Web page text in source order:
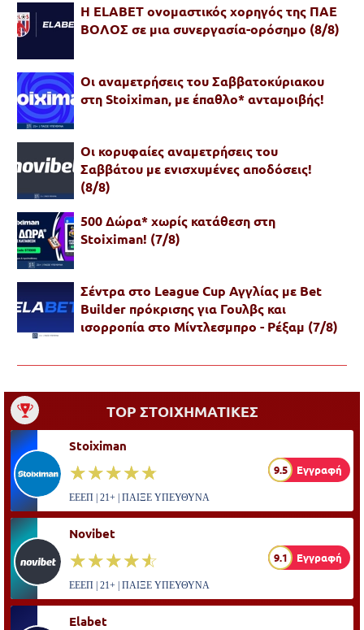
Η ELABET ονομαστικός χορηγός της ΠΑΕ
ΒΟΛΟΣ σε μια συνεργασία-ορόσημο (8/8)
Οι αναμετρήσεις του Σαββατοκύριακου
στη Stoiximan, με έπαθλο* ανταμοιβής!
Oι κορυφαίες αναμετρήσεις του
Σαββάτου με ενισχυμένες αποδόσεις!
(8/8)
500 Δώρα* χωρίς κατάθεση στη
Stoiximan! (7/8)
Σέντρα στο League Cup Αγγλίας με Bet
Builder πρόκρισης για Γουλβς και
ισορροπία στο Μίντλεσμπρο - Ρέξαμ (7/8)
TOP ΣΤΟΙΧΗΜΑΤΙΚΕΣ
Stoiximan
☆☆☆☆☆
★★★★★ 9.5 Εγγραφή
ΕΕΕΠ | 21+ | ΠΑΙΞΕ ΥΠΕΥΘΥΝΑ
Novibet
☆☆☆☆☆
★★★★★ 9.1 Εγγραφή
ΕΕΕΠ | 21+ | ΠΑΙΞΕ ΥΠΕΥΘΥΝΑ
Elabet